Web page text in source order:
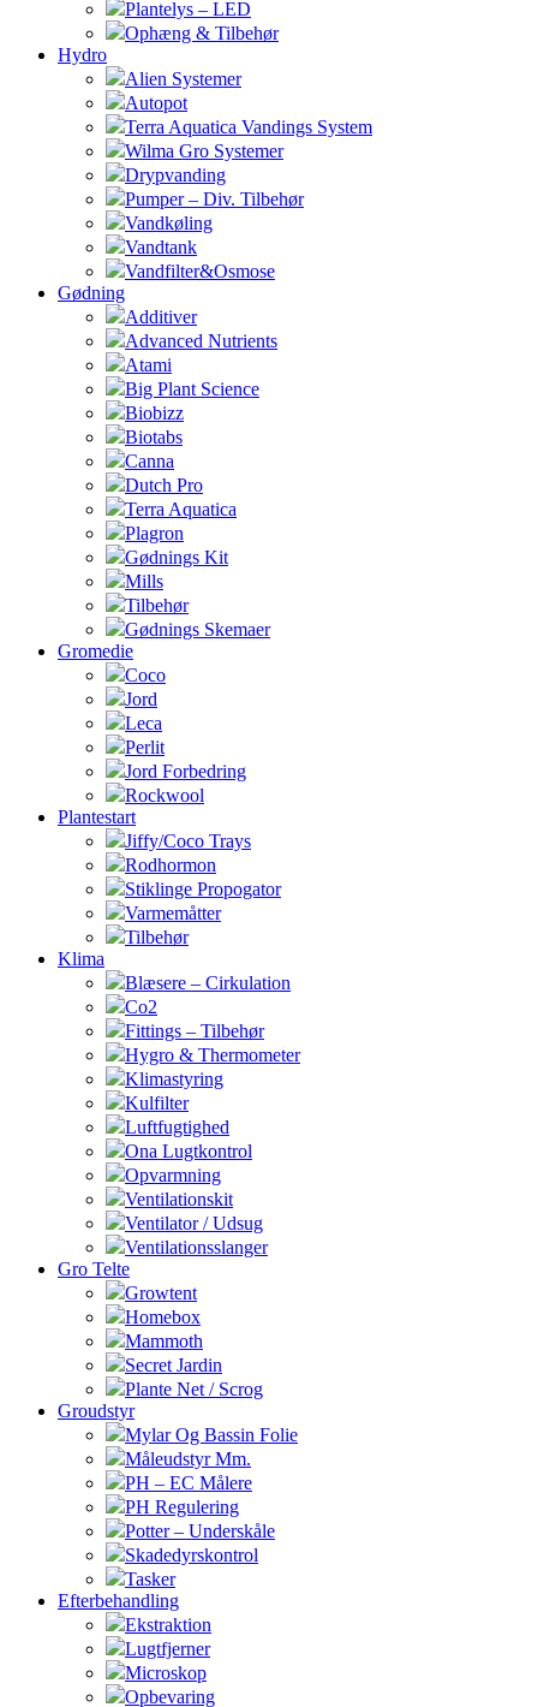
Plantelys – LED
Ophæng & Tilbehør
Hydro
Alien Systemer
Autopot
Terra Aquatica Vandings System
Wilma Gro Systemer
Drypvanding
Pumper – Div. Tilbehør
Vandkøling
Vandtank
Vandfilter&Osmose
Gødning
Additiver
Advanced Nutrients
Atami
Big Plant Science
Biobizz
Biotabs
Canna
Dutch Pro
Terra Aquatica
Plagron
Gødnings Kit
Mills
Tilbehør
Gødnings Skemaer
Gromedie
Coco
Jord
Leca
Perlit
Jord Forbedring
Rockwool
Plantestart
Jiffy/Coco Trays
Rodhormon
Stiklinge Propogator
Varmemåtter
Tilbehør
Klima
Blæsere – Cirkulation
Co2
Fittings – Tilbehør
Hygro & Thermometer
Klimastyring
Kulfilter
Luftfugtighed
Ona Lugtkontrol
Opvarmning
Ventilationskit
Ventilator / Udsug
Ventilationsslanger
Gro Telte
Growtent
Homebox
Mammoth
Secret Jardin
Plante Net / Scrog
Groudstyr
Mylar Og Bassin Folie
Måleudstyr Mm.
PH – EC Målere
PH Regulering
Potter – Underskåle
Skadedyrskontrol
Tasker
Efterbehandling
Ekstraktion
Lugtfjerner
Microskop
Opbevaring